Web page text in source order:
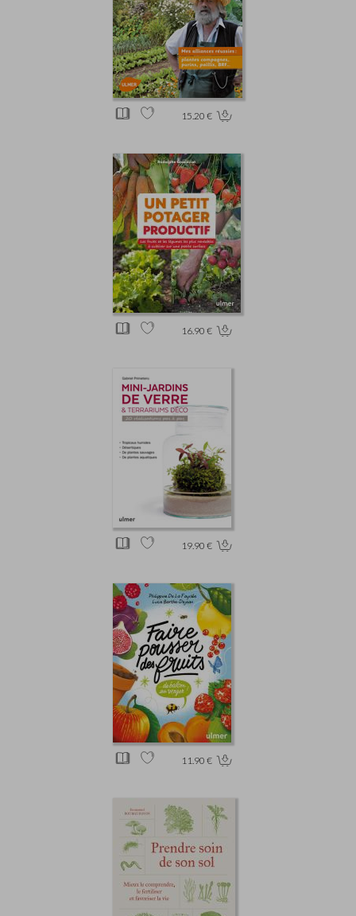
15.20 €
16.90 €
19.90 €
11.90 €